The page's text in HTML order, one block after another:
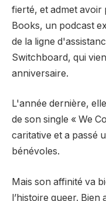
fierté, et admet avoir
Books, un podcast
de la ligne
Switchboard, qui
anniversaire.
L'année dernière,
de son single « We
caritative et a passé
bénévoles.
Mais son affinité va
l’histoire queer. Bien